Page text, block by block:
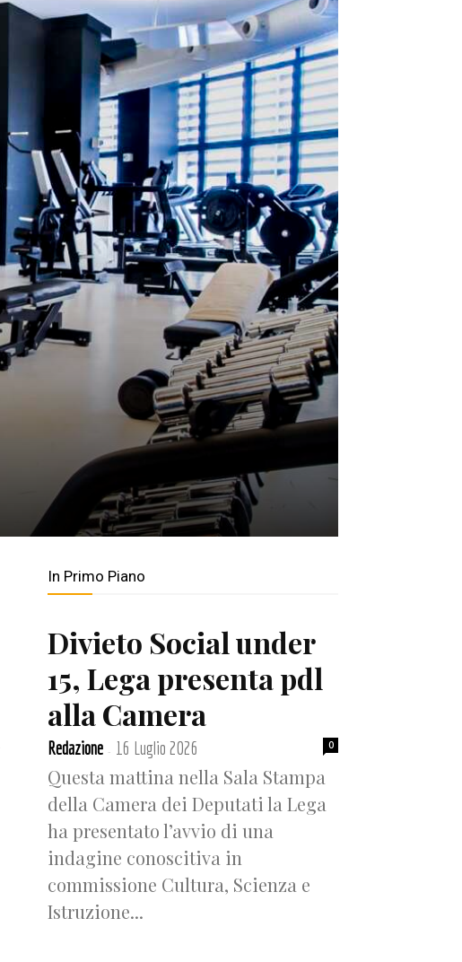
In Primo Piano
Divieto Social under
15, Lega presenta pdl
alla Camera
Redazione - 16 Luglio 2026 0
Questa mattina nella Sala Stampa
della Camera dei Deputati la Lega
ha presentato l’avvio di una
indagine conoscitiva in
commissione Cultura, Scienza e
Istruzione...